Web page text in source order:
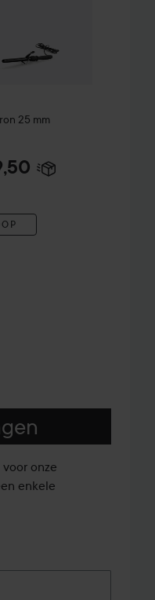
25 mm
onze
enkele